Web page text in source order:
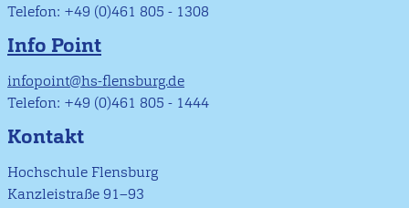
Telefon: +49 (0)461 805 - 1308
Info Point
infopoint@hs-flensburg.de
Telefon: +49 (0)461 805 - 1444
Kontakt
Hochschule Flensburg
Kanzleistraße 91–93